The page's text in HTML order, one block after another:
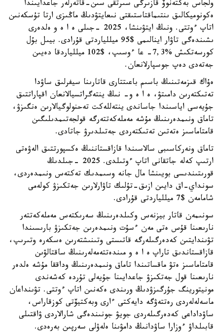
ولجاس بەكتەنوۆ قازىرگى سىرتقى سىن-قاتەرلەر جاعدايىندا
ەكونوميكالىق ىنتىماقتاستىقتى نىعايتۋدىڭ ماڭىزى ارتا تۇسكەنىن
اتاپ ءوتتى. ونىڭ ايتۋىنشا، 2025 -جىلى ە ا ە و ەلدەرى
ىشىندەگى تاۋار اينالىمى $95 ميللياردتى قۇرادى. بيىل بۇل
كورسەتكىش %7,3- عا ءوسىپ، $102 ميللياردقا دەيىن
جەتەدى دەپ جوسپارلانعان.
ەۇاك قىزمەتىنىڭ باسىم باعىتتارى قاتارىنا سيفرلىق ساۋدا
تەتىكتەرىن دامىتۋ، ە ا ە و- نىڭ ينتەگراتسيالانعان اقپاراتتىق
جۇيەسى اياسىندا جاساندى ينتەللەكت تەحنولوگيالارىن ەنگىزۋ،
تاماق ونىمدەرىنىڭ مۇشە مەملەكەتتەرگە قولجەتىمدىلىگىن
قامتاماسىز ەتەتىن تەتىكتەردى جەتىلدىرۋ جاتادى.
تاماق ونەركاسىبى سالاسىندا قازاقستاننىڭ ەكسپورتتىق الەۋەتى
ارتىپ كەلە جاتقانى اتاپ ءوتىلدى. 2025 -جىلدىڭ
قورىتىندىسى بويىنشا مال جانە وسىمدىك تەكتەس ونىمدەردى،
سونداي-اق دايىن ازىق-تۇلىك تاۋارلارىن جەتكىزۋ كولەمى
شامامەن $7 ميللياردتى قۇرادى.
سونىمەن قاتار بيزنەس وكىلدەرىنىڭ سەرىكتەس مەملەكەتتەر
نارىعىنا قۇس ەتى مەن ءسۇت ونىمدەرىن جەتكىزۋ بارىسىندا
تۋىندايتىن كەدەرگىلەرگە قاتىستى وتىنىشتەرىن ەسكەرە وتىرىپ،
قازاقستاندىق تاراپ ە ا ە و مىندەتتەمەلەرىنىڭ ساقتالۋىن
قامتاماسىز ەتۋ ماقساتىندا تاماق ونىمدەرىنىڭ وداققا مۇشە ەلدەر
نارىعىنا قول جەتكىزۋ جاعدايىنا جۇيەلى تۇردە كەشەندى
مونيتورينگ جۇرگىزۋدىڭ ورىندى ەكەنىن اتاپ ءوتتى. تۋىنداعان
ماسەلەلەردى رەتتەۋگە دايەكتى ءارى وبەكتيۆتى كوزقاراس،
ساۋداداعى كەدەرگىلەردى جويۋ جونىندەگى شارالاردى ۋاقتىلى
قابىلداۋ ءوزارا ساۋدانىڭ دامۋىنا ەلەۋلى سەرپىن بەرەدى.